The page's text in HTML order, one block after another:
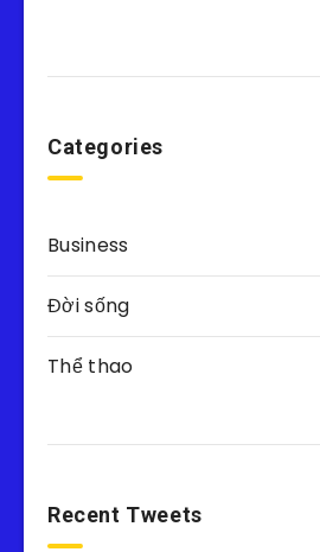
Categories
Business
Đời sống
Thể thao
Recent Tweets